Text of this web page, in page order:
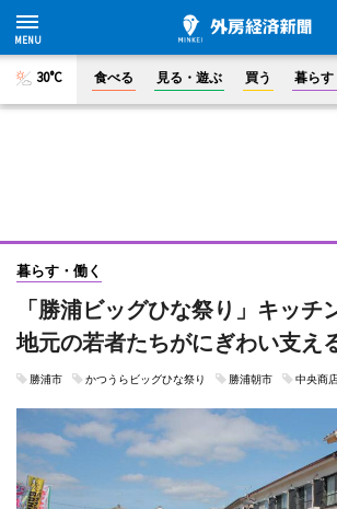
30°C 食べる 見る・遊ぶ 買う 暮らす
暮らす・働く
「勝浦ビッグひな祭り」キッ
地元の若者たちがにぎわい支え
勝浦市 かつうらビッグひな祭り 勝浦朝市 中央商